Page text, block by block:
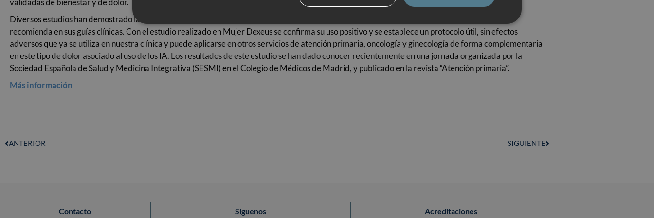
validadas de bienestar y de dolor.
Diversos estudios han demostrado la eficacia de la Acupuntura en este tipo de dolores y ahora la
recomienda en sus guías clínicas. Con el estudio realizado en Mujer Dexeus se confirma su uso positivo y se establece un protocolo útil, sin efectos
adversos que ya se utiliza en nuestra clínica y puede aplicarse en otros servicios de atención primaria, oncología y ginecología de forma complementaria
en este tipo de dolor asociado al uso de los IA. Los resultados de este estudio se han dado conocer recientemente en una jornada organizada por la
Sociedad Española de Salud y Medicina Integrativa (SESMI) en el Colegio de Médicos de Madrid, y publicado en la revista “Atención primaria”.
Más información
ANTERIOR SIGUIENTE
Contacto Síguenos Acreditaciones